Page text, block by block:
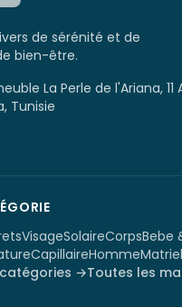
de sérénité et de
bien-être.
La Perle de l'Ariana, 11
Tunisie
VisageSolaireCorpsBebe
CapillaireHomme
→Toutes les